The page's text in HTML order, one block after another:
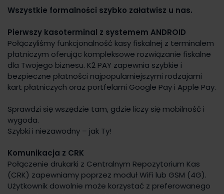
Wszystkie formalności szybko załatwisz u nas.
Pierwszy kasoterminal z systemem ANDROID
Połączyliśmy funkcjonalność kasy fiskalnej z terminalem
płatniczym oferując kompleksowe rozwiązanie fiskalne
dla Twojego biznesu. K2 PAY zapewnia szybkie i
bezpieczne płatności najpopularniejszymi rodzajami
kart płatniczych oraz portfelami Google Pay i Apple Pay.
Sprawdzi się wszędzie tam, gdzie liczy się mobilność i
wygoda.
Szybki i niezawodny – jak Ty!
Komunikacja z CRK
Połączenie drukarki z Centralnym Repozytorium Kas
(CRK) zapewniamy poprzez moduł WiFi lub GSM (4G).
Użytkownik dowolnie może korzystać z preferowanego